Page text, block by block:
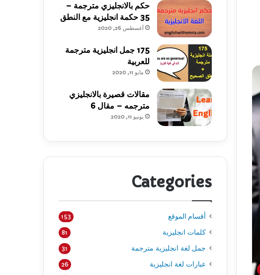
حكم بالانجليزي مترجمة –
35 حكمة انجليزية مع النطق
أغسطس 26, 2020
175 جمل انجليزية مترجمة
للعربية
مايو 11, 2020
مقالات قصيرة بالانجليزي
مترجمه – مقال 6
يونيو 11, 2020
Categories
أقسام الموقع 153
كلمات انجليزية 81
جمل لغة انجليزية مترجمة 31
عبارات لغة انجليزية 26